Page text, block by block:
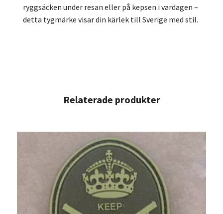
ryggsäcken under resan eller på kepsen i vardagen –
detta tygmärke visar din kärlek till Sverige med stil.